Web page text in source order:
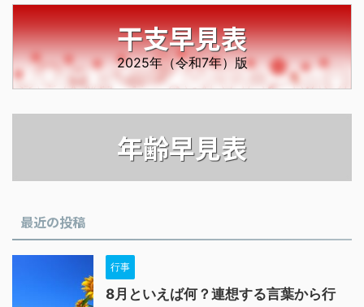
干支早見表
2025年（令和7年）版
年齢早見表
最近の投稿
行事
8月といえば何？連想する言葉から行